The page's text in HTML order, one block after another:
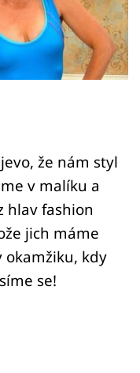
že nám styl
v malíku a
hlav fashion
jich máme
okamžiku, kdy
se!